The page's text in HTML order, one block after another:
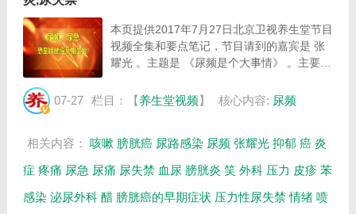
本页提供2017年7月27日北京卫视养生堂节目
视频全集和要点笔记，节目请到的嘉宾是 张
耀光 。主题是 《尿频是个大事情》 。主要介
种尿失禁需要治疗等相关内容，百年养生网提
07-27 栏目：【养生堂视频】 核心内容: 尿频
相关内容： 咳嗽 膀胱癌 尿路感染 尿频 张耀光 抑郁 癌 炎
症 疼痛 尿急 尿痛 尿失禁 血尿 膀胱炎 笑 外科 压力 皮疹 苯
感染 泌尿外科 醋 膀胱癌的早期症状 压力性尿失禁 情绪 喷